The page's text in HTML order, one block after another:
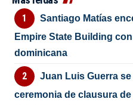
Santiago Matías
Empire State Building
dominicana
Juan Luis Guerra
ceremonia de clausura